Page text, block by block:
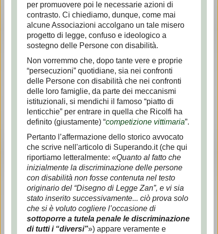
per promuovere poi le necessarie azioni di
contrasto. Ci chiediamo, dunque, come mai
alcune Associazioni accolgano un tale misero
progetto di legge, confuso e ideologico a
sostegno delle Persone con disabilità.
Non vorremmo che, dopo tante vere e proprie
“persecuzioni” quotidiane, sia nei confronti
delle Persone con disabilità che nei confronti
delle loro famiglie, da parte dei meccanismi
istituzionali, si mendichi il famoso “piatto di
lenticchie” per entrare in quella che Ricolfi ha
definito (giustamente) “competizione vittimaria”.
Pertanto l’affermazione dello storico avvocato
che scrive nell'articolo di Superando.it (che qui
riportiamo letteralmente: «Quanto al fatto che
inizialmente la discriminazione delle persone
con disabilità non fosse contenuta nel testo
originario del “Disegno di Legge Zan”, e vi sia
stato inserito successivamente... ciò prova solo
che si è voluto cogliere l’occasione di
sottoporre a tutela penale le discriminazione
di tutti i “diversi”») appare veramente e